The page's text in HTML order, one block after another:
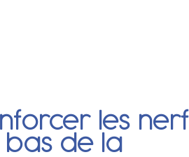
les
bas de la